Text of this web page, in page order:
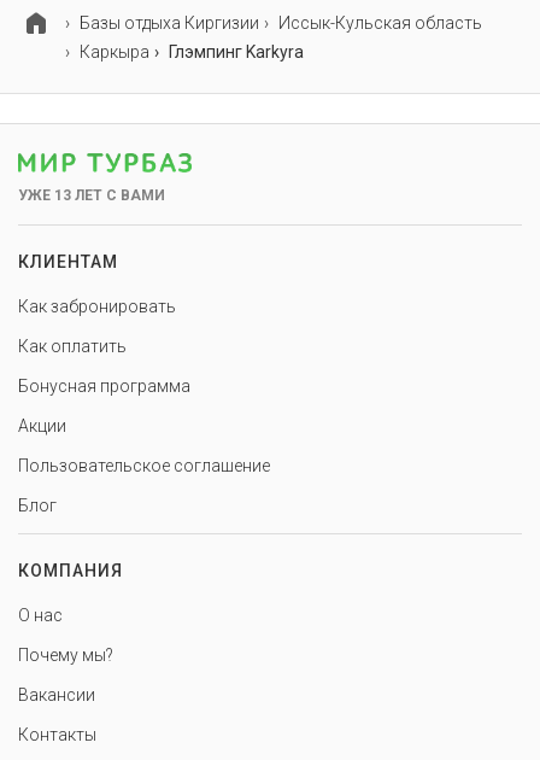
отдельно.
Базы отдыха Киргизии
Иссык-Кульская область
Каркыра
Глэмпинг Karkyra
УЖЕ 13 ЛЕТ С ВАМИ
КЛИЕНТАМ
Как забронировать
Как оплатить
Бонусная программа
Акции
Пользовательское соглашение
Блог
КОМПАНИЯ
О нас
Почему мы?
Вакансии
Контакты